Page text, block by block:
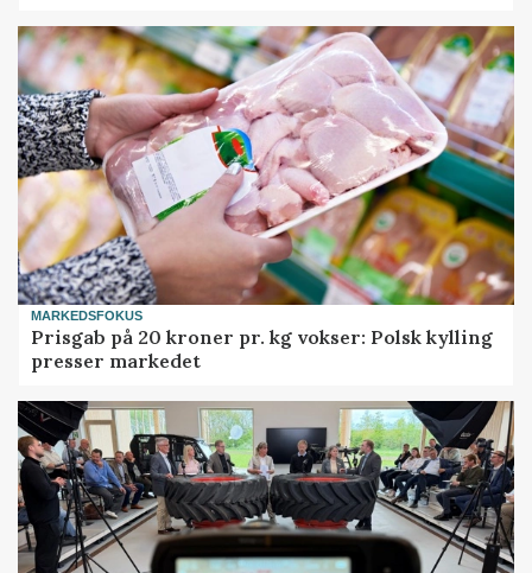
MARKEDSFOKUS
Prisgab på 20 kroner pr. kg vokser: Polsk kylling
presser markedet